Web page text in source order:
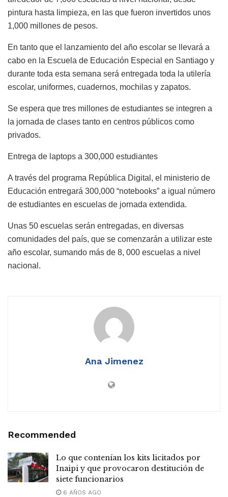
pintura hasta limpieza, en las que fueron invertidos unos
1,000 millones de pesos.
En tanto que el lanzamiento del año escolar se llevará a
cabo en la Escuela de Educación Especial en Santiago y
durante toda esta semana será entregada toda la utilería
escolar, uniformes, cuadernos, mochilas y zapatos.
Se espera que tres millones de estudiantes se integren a
la jornada de clases tanto en centros públicos como
privados.
Entrega de laptops a 300,000 estudiantes
A través del programa República Digital, el ministerio de
Educación entregará 300,000 “notebooks” a igual número
de estudiantes en escuelas de jornada extendida.
Unas 50 escuelas serán entregadas, en diversas
comunidades del país, que se comenzarán a utilizar este
año escolar, sumando más de 8, 000 escuelas a nivel
nacional.
Ana Jimenez
Recommended
Lo que contenían los kits licitados por
Inaipi y que provocaron destitución de
siete funcionarios
6 AÑOS AGO